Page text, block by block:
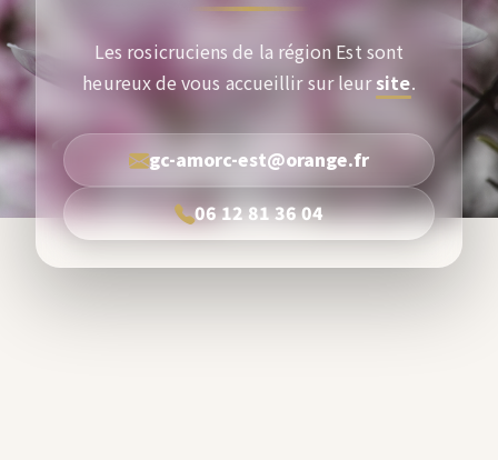
Les rosicruciens de la région Est sont
heureux de vous accueillir sur leursite.
gc-amorc-est@orange.fr
06 12 81 36 04